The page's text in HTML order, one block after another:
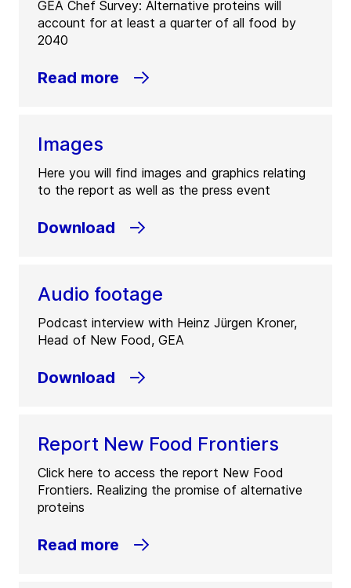
GEA Chef Survey: Alternative proteins will
account for at least a quarter of all food by
2040​
Read more
Images
Here you will find images and graphics relating
to the report as well as the press event​
Download
Audio footage
Podcast interview with Heinz Jürgen Kroner,
Head of New Food, GEA​
Download
Report New Food Frontiers​
Click here to access the report New Food
Frontiers. Realizing the promise of alternative
proteins​
Read more